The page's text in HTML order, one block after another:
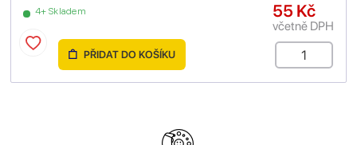
4+ Skladem 55 Kč
včetně DPH
PŘIDAT DO KOŠÍKU